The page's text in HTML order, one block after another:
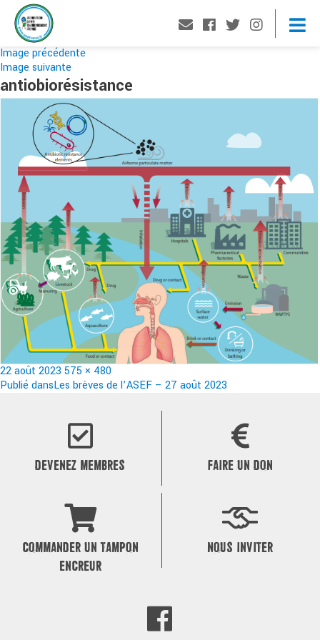
Image précédente
Image suivante
antiobiorésistance
Publié
le
22 août 2023 Taille
réelle
575 × 480
Navigation
Publié dansLes brèves de l’ASEF – 27 août 2023
DEVENEZ MEMBRES FAIRE UN DON
COMMANDER UN TAMPON
ENCREUR
NOUS INVITER